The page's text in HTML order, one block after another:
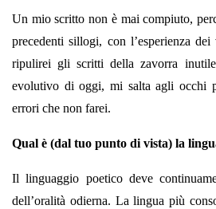
Un mio scritto non è mai compiuto,
precedenti sillogi, con l’esperienza
ripulirei gli scritti della zavorra
evolutivo di oggi, mi salta agli occhi
errori che non farei.
Qual è (dal tuo punto di vista) la
Il linguaggio poetico deve
dell’oralità odierna. La lingua più